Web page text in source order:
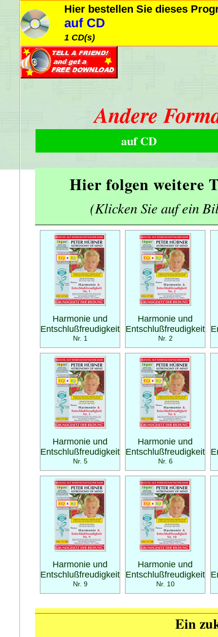
Hier bestellen Sie dieses
auf CD
1 CD(s)
Andere
auf CD
Hier folgen weitere
(Klicken Sie auf ein
Harmonie und
Entschlußfreudigkeit
Nr. 1
Harmonie und
Entschlußfreudigkeit
Nr. 2
Harmonie und
Entschlußfreudigkeit
Nr. 5
Harmonie und
Entschlußfreudigkeit
Nr. 6
Harmonie und
Entschlußfreudigkeit
Nr. 9
Harmonie und
Entschlußfreudigkeit
Nr. 10
Ein